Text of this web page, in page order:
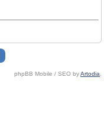
phpBB Mobile / SEO byArtodia